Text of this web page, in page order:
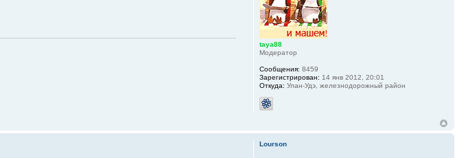
taya88
Модератор
Сообщения: 8459
Зарегистрирован: 14 янв 2012, 20:01
Откуда: Улан-Удэ, железнодорожный район
Lourson